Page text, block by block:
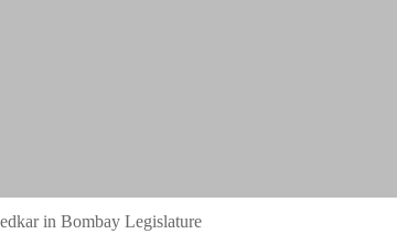
in Bombay Legislature